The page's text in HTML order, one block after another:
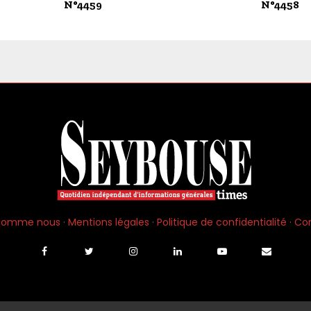
N°4459
N°4458
nous · Mentions légales · Politique de confidentialité ·